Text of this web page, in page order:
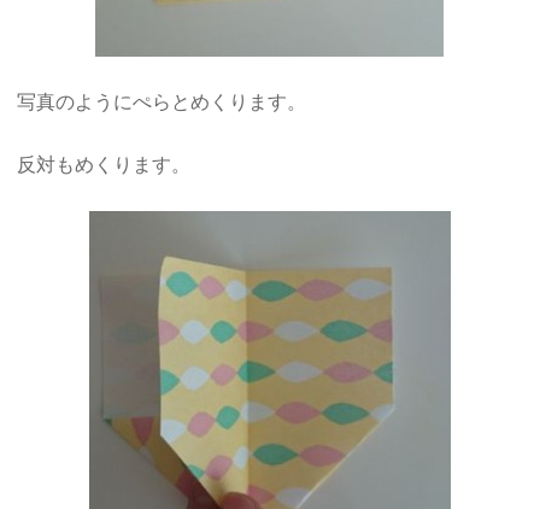
写真のようにぺらとめくります。
反対もめくります。